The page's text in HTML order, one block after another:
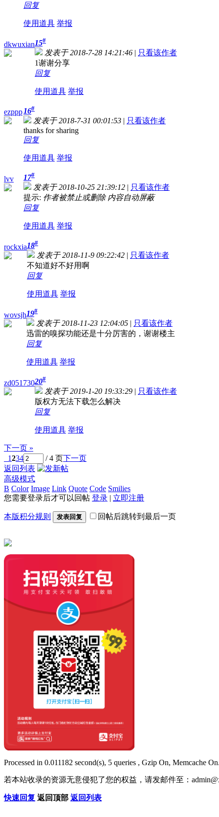
回复
使用道具 举报
dkwuxian15#
发表于 2018-7-28 14:21:46 | 只看该作者
1谢谢分享
回复
使用道具 举报
ezppp 16#
发表于 2018-7-31 00:01:53 | 只看该作者
thanks for sharing
回复
使用道具 举报
lvv 17#
发表于 2018-10-25 21:39:12 | 只看该作者
提示: 作者被禁止或删除 内容自动屏蔽
回复
使用道具 举报
rockxia18#
发表于 2018-11-9 09:22:42 | 只看该作者
不知道好不好用啊
回复
使用道具 举报
wovsjh19#
发表于 2018-11-23 12:04:05 | 只看该作者
迅雷的嗅探功能还是十分厉害的，谢谢楼主
回复
使用道具 举报
zd05173020#
发表于 2019-1-20 19:33:29 | 只看该作者
版权方无法下载怎么解决
回复
使用道具 举报
下一页 »
1234 / 4 页下一页
返回列表
高级模式
B Color Image Link Quote Code Smilies
您需要登录后才可以回帖 登录 | 立即注册
本版积分规则 发表回复 回帖后跳转到最后一页
Processed in 0.011182 second(s), 5 queries , Gzip On, Memcache
若本站收录的资源无意侵犯了您的权益，请发邮件至：
快速回复 返回顶部 返回列表